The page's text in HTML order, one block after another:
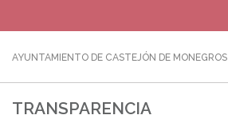
AYUNTAMIENTO DE CASTEJÓN DE MONEGROS
TRANSPARENCIA